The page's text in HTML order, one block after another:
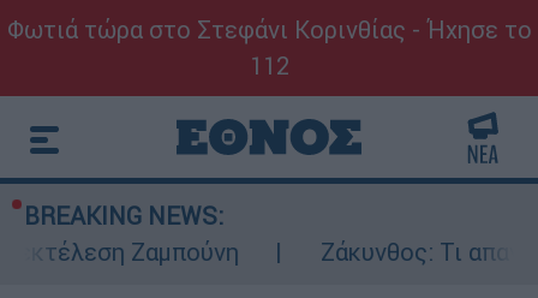
Φωτιά τώρα στο Στεφάνι Κορινθίας - Ήχησε το
112
BREAKING NEWS:
Ζαμπούνη
Ζάκυνθος: Τι